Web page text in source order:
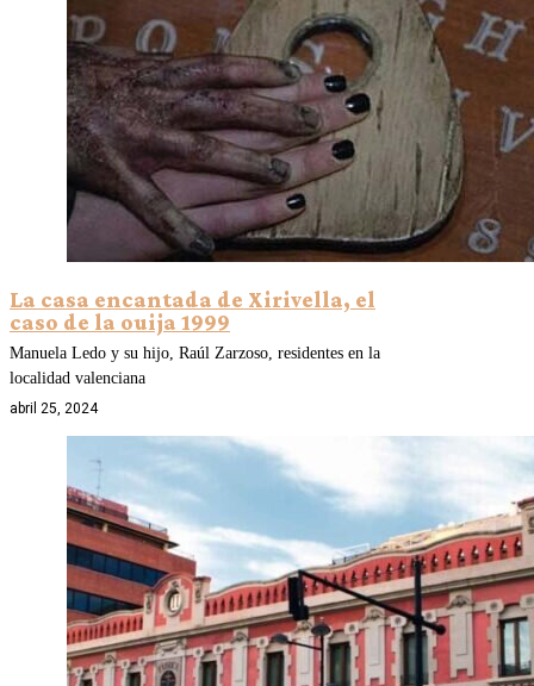
La casa encantada de Xirivella, el
caso de la ouija 1999
Manuela Ledo y su hijo, Raúl Zarzoso, residentes en la
localidad valenciana
abril 25, 2024